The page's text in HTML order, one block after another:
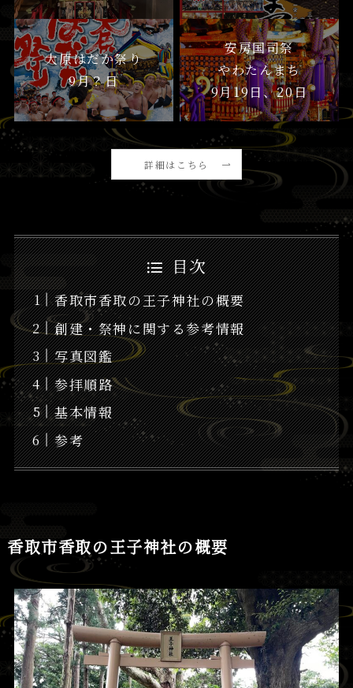
大原はだか祭り
9月？日
安房国司祭
やわたんまち
9月19日、20日
詳細はこちら
目次
香取市香取の王子神社の概要
創建・祭神に関する参考情報
写真図鑑
参拝順路
基本情報
参考
香取市香取の王子神社の概要